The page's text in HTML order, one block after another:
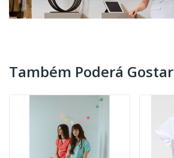
Também Poderá Gostar